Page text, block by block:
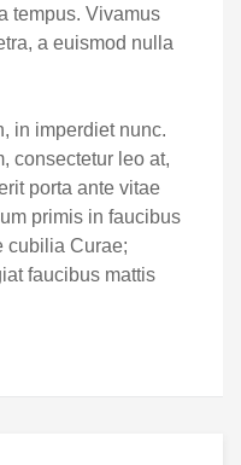
tempus. Vivamus
a euismod nulla
in imperdiet nunc.
consectetur leo at,
porta ante vitae
primis in faucibus
cubilia Curae;
faucibus mattis